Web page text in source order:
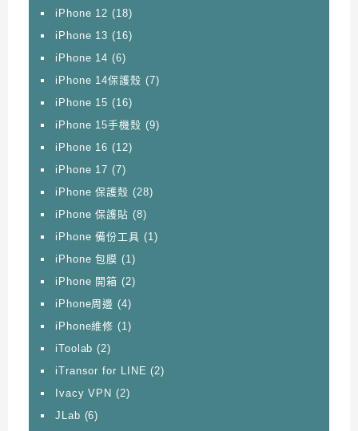
iPhone 12 (18)
iPhone 13 (16)
iPhone 14 (6)
iPhone 14保護殼 (7)
iPhone 15 (16)
iPhone 15手機殼 (9)
iPhone 16 (12)
iPhone 17 (7)
iPhone 保護殼 (28)
iPhone 保護貼 (8)
iPhone 備份工具 (1)
iPhone 包膜 (1)
iPhone 開箱 (2)
iPhone周邊 (4)
iPhone維修 (1)
iToolab (2)
iTransor for LINE (2)
Ivacy VPN (2)
JLab (6)